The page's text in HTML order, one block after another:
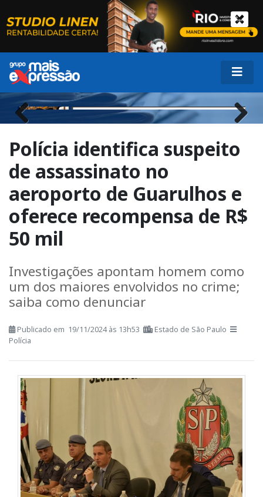
Previous
Polícia identifica suspeito
de assassinato no
aeroporto de Guarulhos e
oferece recompensa de R$
50 mil
Investigações apontam homem como
um dos maiores envolvidos no crime;
saiba como denunciar
Publicado em 19/11/2024 às 13h53
Estado de São Paulo
Polícia